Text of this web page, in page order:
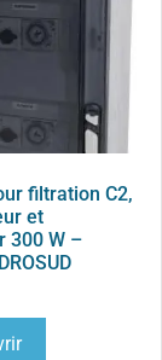
filtration C2,
et
300 W –